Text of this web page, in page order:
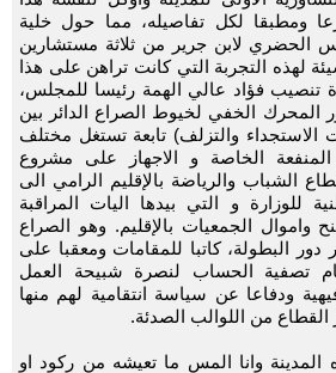
ومطبقا لكل تفاصيله، مما حول خلية
الحضري لابن جرير من ثلاثة مستشارين
لهذه التجربة التي كانت تراهن على هذا
تنصيب فؤاد عالي الهمة رئيسا للمجلس،
المحرك الخفي لخيوط الصراع الدائر بين
والتزلف) تابعة تستغل مختلف
الخاصة و الاجهاز على مشروع
الشباب والرياضة بالإقليم الرامي الى
للوزارة و التي بيدها اليات المراقبة
واموال الجمعيات بالإقليم. وهو الصراع
دور البطولة، كاتبا للمقامات ومعقبا على
تصفية الحساب لنصرة شبيحة العمل
ودفاعا عن سياسة انتقامية لهم منها
من اللوالب الصدئة.
المدينة وانا المس ما تعيشه من ركود او